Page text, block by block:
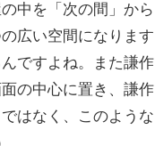
中を「次の間」から
広い空間になります
ですよね。また謙作
の中心に置き、謙作
はなく、このような